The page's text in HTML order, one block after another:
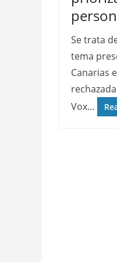
Se trata
tema
Canarias
Vox…